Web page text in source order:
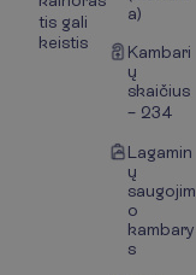
tis gali
keistis
a)
Kambari
ų
skaičius
– 234
Lagamin
ų
saugojim
o
kambary
s